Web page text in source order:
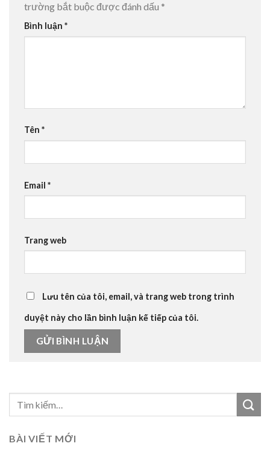
trường bắt buộc được đánh dấu *
Bình luận *
Tên *
Email *
Trang web
Lưu tên của tôi, email, và trang web trong trình
duyệt này cho lần bình luận kế tiếp của tôi.
BÀI VIẾT MỚI